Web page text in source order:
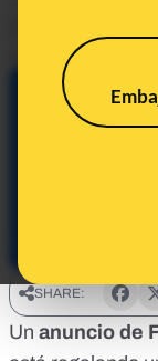
Publicado el
SHARE:
Un anuncio de